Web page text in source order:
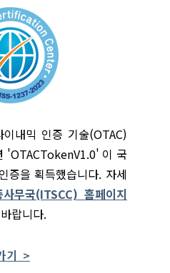
내믹 인증 기술(OTAC)
'OTACTokenV1.0' 이 국
증을 획득했습니다. 자세
사무국(ITSCC) 홈페이지
랍니다.
기 >